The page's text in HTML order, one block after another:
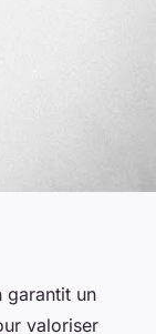
en
garantit un
valoriser